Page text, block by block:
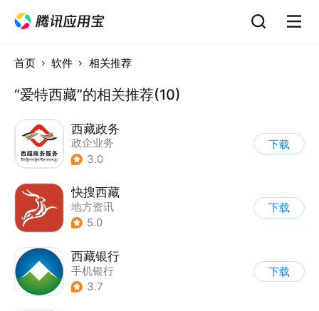
首页 软件 相关推荐
“爱特西藏”的相关推荐(10)
西藏政务
政企业务
3.0
下载
快搜西藏
地方资讯
5.0
下载
西藏银行
手机银行
3.7
下载